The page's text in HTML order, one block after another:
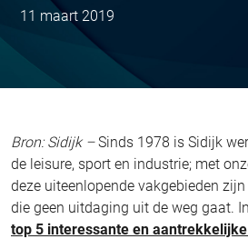
11 maart 2019
Bron: Sidijk –Sinds 1978 is Sidijk
de leisure, sport en industrie; met
deze uiteenlopende vakgebieden
die geen uitdaging uit de weg gaat.
top 5 interessante en